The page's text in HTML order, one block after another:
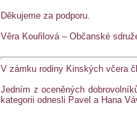
Děkujeme za podporu.
Věra Kouřilová – Občanské
V zámku rodiny Kinských včera
Jedním z oceněných
kategorii odnesli Pavel a Hana